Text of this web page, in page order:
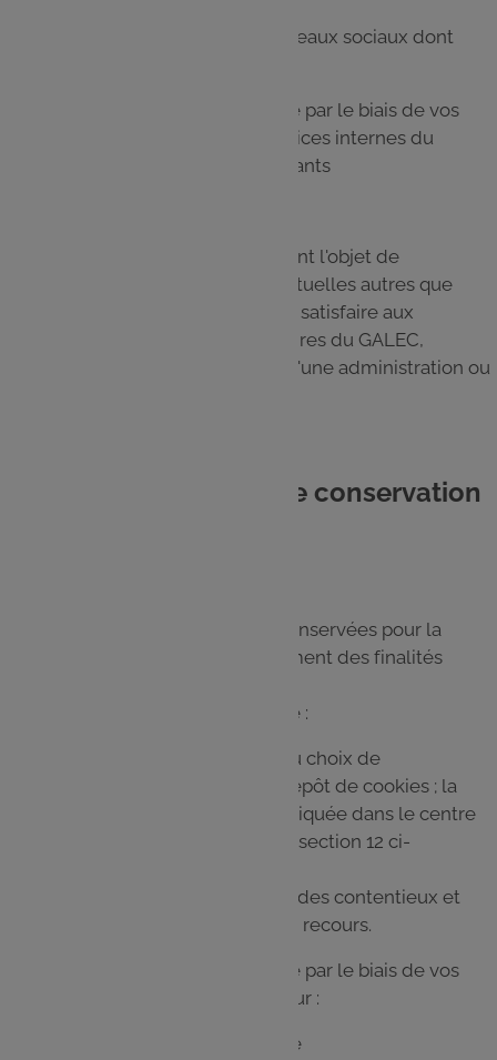
Les sociétés exploitant les réseaux sociaux dont
Lors de votre connexion sur le Site par le biais de vos
identifiants Leclerc Drive : les services internes du
GALEC et ses éventuels sous-traitants
Vos données personnelles ne feront l'objet de
communications extérieures éventuelles autres que
celles prévues ci-dessus que pour satisfaire aux
obligations légales et réglementaires du GALEC,
notamment en cas de demande d'une administration ou
7. Quelle est la durée de conservation
Vos données personnelles sont conservées pour la
durée nécessaire à l'accomplissement des finalités
Lors de votre navigation sur le Site :
6 mois pour la conservation du choix de
consentement ou de refus au dépôt de cookies ; la
durée de vie des cookies est indiquée dans le centre
des préférences mentionné à la section 12 ci-
le cas échéant, toute la durée des contentieux et
jusqu’à épuisement des voies de recours.
Lors de votre connexion sur le Site par le biais de vos
identifiants Leclerc Drive ou traiteur :
jusqu’à suppression du compte